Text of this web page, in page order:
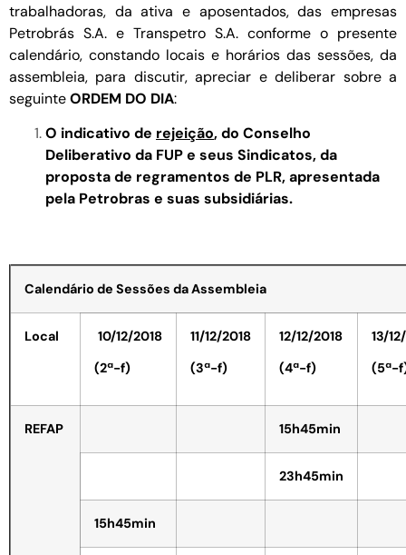
trabalhadoras, da ativa e aposentados, das empresas
Petrobrás S.A. e Transpetro S.A. conforme o presente
calendário, constando locais e horários das sessões, da
assembleia, para discutir, apreciar e deliberar sobre a
seguinteORDEM DO DIA:
O indicativo de rejeição, do Conselho
Deliberativo da FUP e seus Sindicatos, da
proposta de regramentos de PLR, apresentada
pela Petrobras e suas subsidiárias.
Calendário de Sessões da Assembleia
Local
10/12/2018
(2ª-f)
11/12/2018
(3ª-f)
12/12/2018
(4ª-f)
13/
(5ª-
REFAP 15h45min
23h45min
15h45min